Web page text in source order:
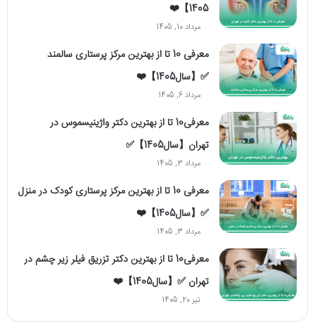
1405】❤️
مرداد 10, 1405
معرفی 10 تا از بهترین مرکز پرستاری سالمند
✅【سال1405】❤️
مرداد 6, 1405
معرفی10 تا از بهترین دکتر واژینیسموس در
تهران【سال1405】✅
مرداد 3, 1405
معرفی 10 تا از بهترین مرکز پرستاری کودک در منزل
✅【سال1405】❤️
مرداد 3, 1405
معرفی10 تا از بهترین دکتر تزریق فیلر زیر چشم در
تهران ✅【سال1405】❤️
تیر 20, 1405